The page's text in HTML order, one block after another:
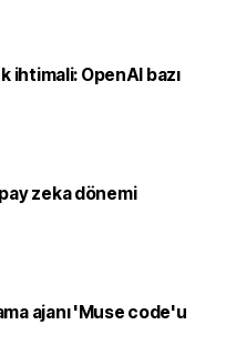
ihtimali: OpenAI bazı
zeka dönemi
ajanı 'Muse code'u